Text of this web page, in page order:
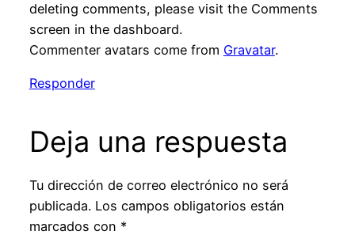
deleting comments, please visit the Comments
screen in the dashboard.
Commenter avatars come from Gravatar.
Responder
Deja una respuesta
Tu dirección de correo electrónico no será
publicada. Los campos obligatorios están
marcados con *